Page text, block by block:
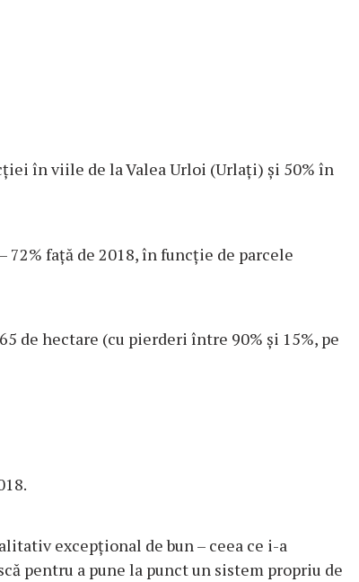
în viile de la Valea Urloi (Urlați) și 50% în
72% față de 2018, în funcție de parcele
de hectare (cu pierderi între 90% și 15%, pe
excepțional de bun– ceea ce i-a
pentru a pune la punct un sistem propriu de